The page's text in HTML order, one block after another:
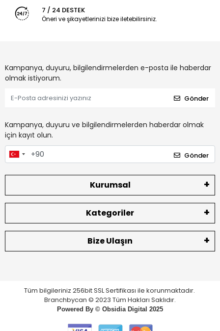
7 / 24 DESTEK
Öneri ve şikayetlerinizi bize iletebilirsiniz.
Kampanya, duyuru, bilgilendirmelerden e-posta ile haberdar
olmak istiyorum.
Gönder
Kampanya, duyuru ve bilgilendirmelerden haberdar olmak
için kayıt olun.
Gönder
Kurumsal
Kategoriler
Bize Ulaşın
Tüm bilgileriniz 256bit SSL Sertifikası ile korunmaktadır.
Branchbycan © 2023 Tüm Hakları Saklıdır.
Powered By © Obsidia Digital 2025